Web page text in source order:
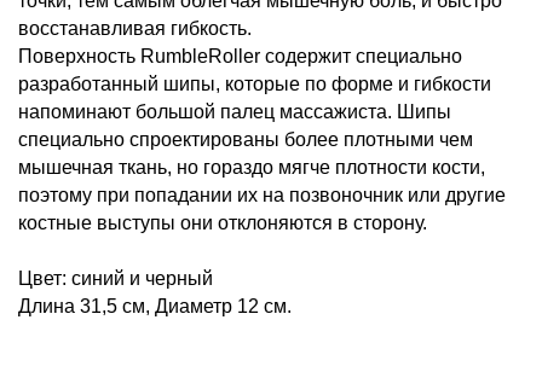
восстанавливая гибкость.
Поверхность RumbleRoller содержит специально
разработанный шипы, которые по форме и гибкости
напоминают большой палец массажиста. Шипы
специально спроектированы более плотными чем
мышечная ткань, но гораздо мягче плотности кости,
поэтому при попадании их на позвоночник или другие
костные выступы они отклоняются в сторону.
Цвет: синий и черный
Длина 31,5 см, Диаметр 12 см.